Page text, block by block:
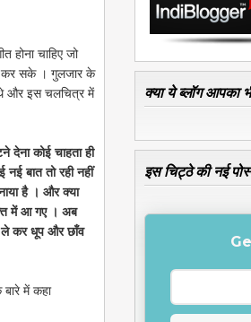
चाहिए जो
कर सके । गुलजार के
और इस चलचित्र में
देना कोई चाहता ही
बात तो रही नहीं
है । और क्या
में आ गए । अब
ले कर धूप और छाँव
में कहा
क्या ये ब्लॉग आपका
इस चिट्ठे की नई